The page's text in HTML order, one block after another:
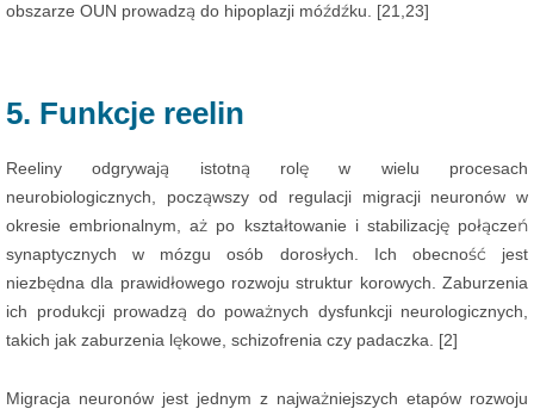
obszarze OUN prowadzą do hipoplazji móźdźku. [21,23]
5. Funkcje reelin
Reeliny odgrywają istotną rolę w wielu procesach
neurobiologicznych, począwszy od regulacji migracji neuronów w
okresie embrionalnym, aż po kształtowanie i stabilizację połączeń
synaptycznych w mózgu osób dorosłych. Ich obecność jest
niezbędna dla prawidłowego rozwoju struktur korowych. Zaburzenia
ich produkcji prowadzą do poważnych dysfunkcji neurologicznych,
takich jak zaburzenia lękowe, schizofrenia czy padaczka. [2]
Migracja neuronów jest jednym z najważniejszych etapów rozwoju